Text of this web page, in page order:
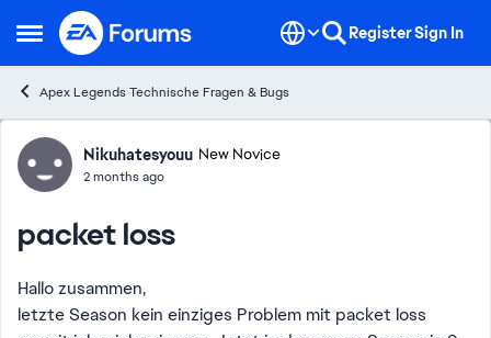
Open Side Menu
Skip to content RegisterSign In
Apex Legends Technische Fragen & Bugs
Forum Discussion
Nikuhatesyouu New Novice
2 months ago
packet loss
Hallo zusammen,
letzte Season kein einziges Problem mit packet loss